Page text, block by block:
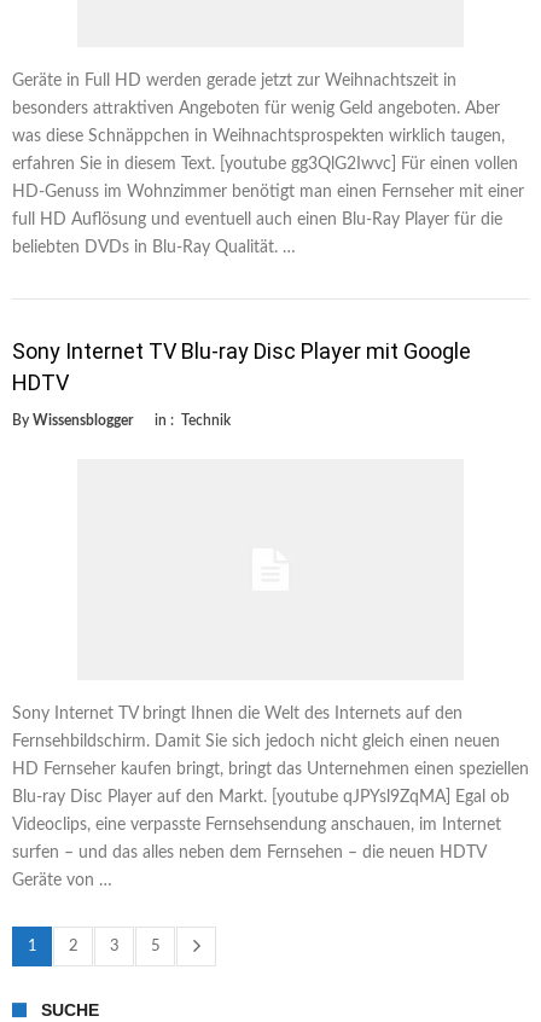
Geräte in Full HD werden gerade jetzt zur Weihnachtszeit in
besonders attraktiven Angeboten für wenig Geld angeboten. Aber
was diese Schnäppchen in Weihnachtsprospekten wirklich taugen,
erfahren Sie in diesem Text. [youtube gg3QlG2Iwvc] Für einen vollen
HD-Genuss im Wohnzimmer benötigt man einen Fernseher mit einer
full HD Auflösung und eventuell auch einen Blu-Ray Player für die
beliebten DVDs in Blu-Ray Qualität. …
Sony Internet TV Blu-ray Disc Player mit Google
HDTV
By Wissensblogger in : Technik
Sony Internet TV bringt Ihnen die Welt des Internets auf den
Fernsehbildschirm. Damit Sie sich jedoch nicht gleich einen neuen
HD Fernseher kaufen bringt, bringt das Unternehmen einen speziellen
Blu-ray Disc Player auf den Markt. [youtube qJPYsl9ZqMA] Egal ob
Videoclips, eine verpasste Fernsehsendung anschauen, im Internet
surfen – und das alles neben dem Fernsehen – die neuen HDTV
Geräte von …
1 2 3 5
SUCHE